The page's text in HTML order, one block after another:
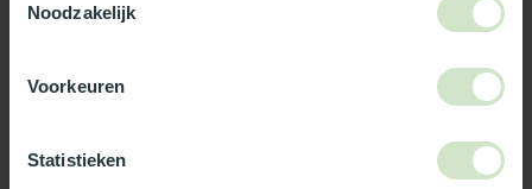
Noodzakelijk
Voorkeuren
Statistieken
Maak jouw bestelling compleet!
TypeError: Failed to fetch
https://www.natuurlijklicht.nl/platdakramen/wanden/3-